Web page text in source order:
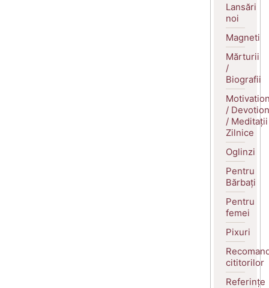
Lansări
noi
Magneti
Mărturii
/
Biografii
/
/ Meditații
Zilnice
Oglinzi
Pentru
Bărbați
Pentru
femei
Pixuri
cititorilor
Referințe